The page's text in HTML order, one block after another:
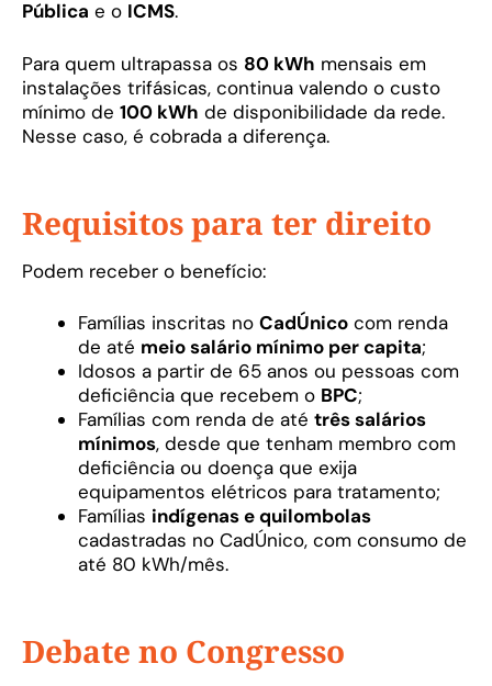
Pública e o ICMS.
Para quem ultrapassa os 80 kWh mensais em
instalações trifásicas, continua valendo o custo
mínimo de 100 kWh de disponibilidade da rede.
Nesse caso, é cobrada a diferença.
Requisitos para ter direito
Podem receber o benefício:
Famílias inscritas no CadÚnico com renda
de até meio salário mínimo per capita;
Idosos a partir de 65 anos ou pessoas com
deficiência que recebem o BPC;
Famílias com renda de até três salários
mínimos, desde que tenham membro com
deficiência ou doença que exija
equipamentos elétricos para tratamento;
Famílias indígenas e quilombolas
cadastradas no CadÚnico, com consumo de
até 80 kWh/mês.
Debate no Congresso